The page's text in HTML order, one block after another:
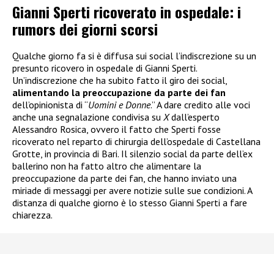
Gianni Sperti ricoverato in ospedale: i
rumors dei giorni scorsi
Qualche giorno fa si è diffusa sui social l’indiscrezione su un
presunto ricovero in ospedale di Gianni Sperti.
Un’indiscrezione che ha subito fatto il giro dei social,
alimentando la preoccupazione da parte dei fan
dell’opinionista di “Uomini e Donne.” A dare credito alle voci
anche una segnalazione condivisa su Xdall’esperto
Alessandro Rosica, ovvero il fatto che Sperti fosse
ricoverato nel reparto di chirurgia dell’ospedale di Castellana
Grotte, in provincia di Bari. Il silenzio social da parte dell’ex
ballerino non ha fatto altro che alimentare la
preoccupazione da parte dei fan, che hanno inviato una
miriade di messaggi per avere notizie sulle sue condizioni. A
distanza di qualche giorno è lo stesso Gianni Sperti a fare
chiarezza.